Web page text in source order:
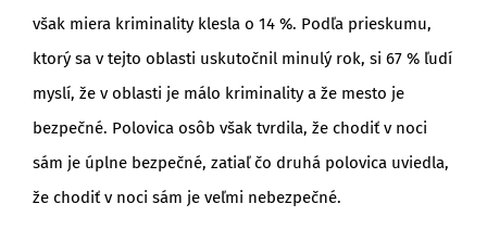
však miera kriminality klesla o 14 %. Podľa prieskumu,
ktorý sa v tejto oblasti uskutočnil minulý rok, si 67 % ľudí
myslí, že v oblasti je málo kriminality a že mesto je
bezpečné. Polovica osôb však tvrdila, že chodiť v noci
sám je úplne bezpečné, zatiaľ čo druhá polovica uviedla,
že chodiť v noci sám je veľmi nebezpečné.